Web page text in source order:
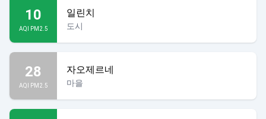
10
AQI PM2.5
일린치
도시
28
AQI PM2.5
자오제르네
마을